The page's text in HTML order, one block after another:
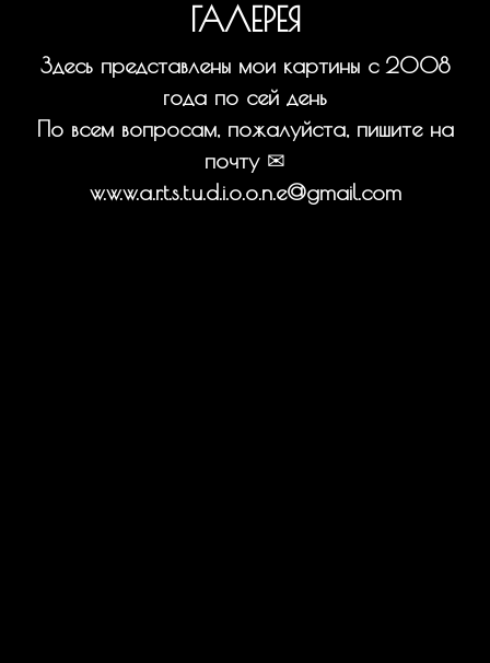
ГАЛЕРЕЯ
Здесь представлены мои картины с 2008
года по сей день
По всем вопросам, пожалуйста, пишите на
почту ✉
w.w.w.a.r.t.s.t.u.d.i.o.o.n.e@gmail.com